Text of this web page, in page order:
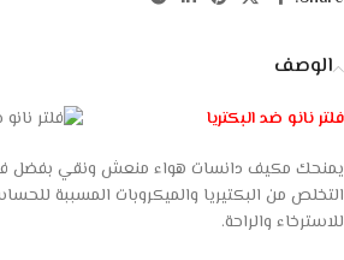
الوصف
فلتر نانو ضد البكتريا
يمنحك مكيف دانسات هواء منعش ونقي بفضل
التخلص من البكتيريا والميكروبات المسببة
للاسترخاء والراحة.